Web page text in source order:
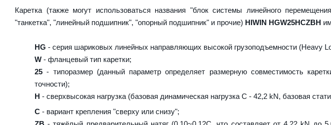
Каретка (также могут использоваться названия "блок системы линейного
"танкетка", "линейный подшипник", "опорный подшипник" и прочие) HIWIN HGW25HCZBH
HG - серия шариковых линейных направляющих высокой грузоподъемности (Heavy
W - фланцевый тип каретки;
25 - типоразмер (данный параметр определяет размерную совместимость
точности);
H - сверхвысокая нагрузка (базовая динамическая нагрузка C - 42,2 kN, базовая
C - вариант крепления "сверху или снизу";